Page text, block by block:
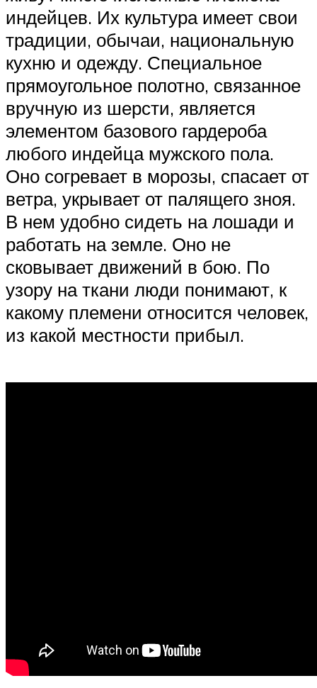
индейцев. Их культура имеет свои
традиции, обычаи, национальную
кухню и одежду. Специальное
прямоугольное полотно, связанное
вручную из шерсти, является
элементом базового гардероба
любого индейца мужского пола.
Оно согревает в морозы, спасает от
ветра, укрывает от палящего зноя.
В нем удобно сидеть на лошади и
работать на земле. Оно не
сковывает движений в бою. По
узору на ткани люди понимают, к
какому племени относится человек,
из какой местности прибыл.